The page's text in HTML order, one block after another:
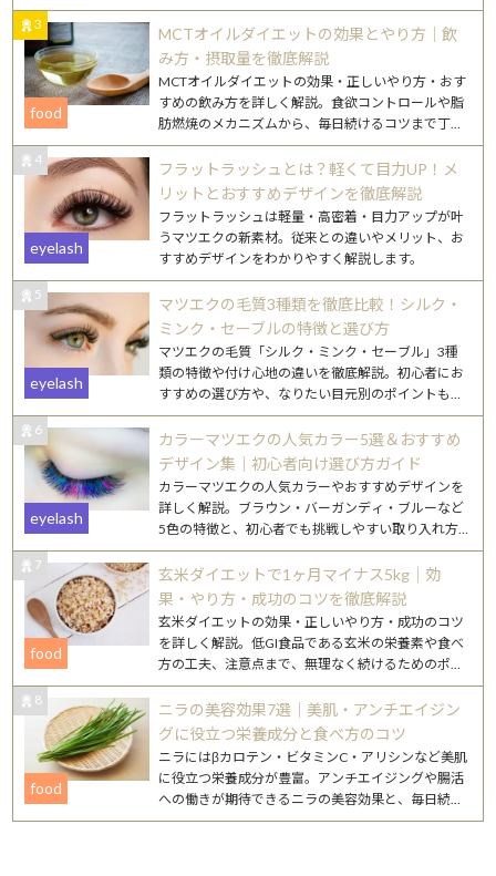
詳しく解説します。
3
MCTオイルダイエットの効果とやり方｜飲
み方・摂取量を徹底解説
food
MCTオイルダイエットの効果・正しいやり方・おす
すめの飲み方を詳しく解説。食欲コントロールや脂
肪燃焼のメカニズムから、毎日続けるコツまで丁寧
にご紹介します。
4
フラットラッシュとは？軽くて目力UP！メ
リットとおすすめデザインを徹底解説
eyelash
フラットラッシュは軽量・高密着・目力アップが叶
うマツエクの新素材。従来との違いやメリット、お
すすめデザインをわかりやすく解説します。
5
マツエクの毛質3種類を徹底比較！シルク・
ミンク・セーブルの特徴と選び方
eyelash
マツエクの毛質「シルク・ミンク・セーブル」3種
類の特徴や付け心地の違いを徹底解説。初心者にお
すすめの選び方や、なりたい目元別のポイントもご
紹介します。
6
カラーマツエクの人気カラー5選＆おすすめ
デザイン集｜初心者向け選び方ガイド
eyelash
カラーマツエクの人気カラーやおすすめデザインを
詳しく解説。ブラウン・バーガンディ・ブルーなど
5色の特徴と、初心者でも挑戦しやすい取り入れ方
を紹介します。
7
玄米ダイエットで1ヶ月マイナス5kg｜効
果・やり方・成功のコツを徹底解説
food
玄米ダイエットの効果・正しいやり方・成功のコツ
を詳しく解説。低GI食品である玄米の栄養素や食べ
方の工夫、注意点まで、無理なく続けるためのポイ
ントをまとめました。
8
ニラの美容効果7選｜美肌・アンチエイジン
グに役立つ栄養成分と食べ方のコツ
food
ニラにはβカロテン・ビタミンC・アリシンなど美肌
に役立つ栄養成分が豊富。アンチエイジングや腸活
への働きが期待できるニラの美容効果と、毎日続け
やすいレシピを詳しく紹介します。